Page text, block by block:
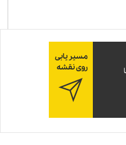
مسیر یابی
روی نقشه